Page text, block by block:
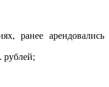
ранее арендовались
рублей;